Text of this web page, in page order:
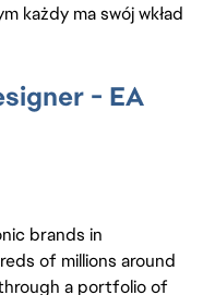
każdy ma swój wkład
- EA
brands in
of millions around
a portfolio of